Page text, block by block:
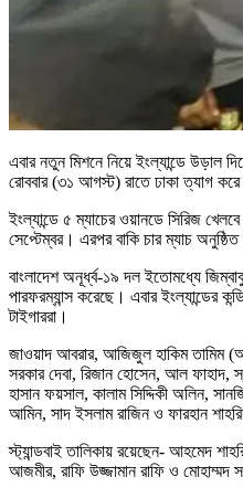
এবার নতুন মিশনে নিয়ে ইংল্যান্ডে উড়াল
রোববার (৩১ আগস্ট) রাতে ঢাকা ত্যাগ
ইংল্যান্ডে ৫ ম্যাচের ওয়ানডে সিরিজ
সেপ্টেম্বর। এরপর বাকি চার ম্যাচ
বাংলাদেশ অনূর্ধ্ব-১৯ দল ইতোমধ্যে
পারফরম্যান্স করেছে। এবার ইংল্যান্ডের
টাইগাররা।
জাওয়াদ আবরার, আজিজুল হাকিম তামিম
সরকার দেবা, রিজান হোসেন, আল ফাহাদ,
হাসান ফয়সাল, কালাম সিদ্দিকী অলিন,
আমিন, সাদ ইসলাম রাজিন ও ফারহান
স্ট্যান্ডবাই তালিকায় রয়েছেন- আহমেদ
আজমীর, রাফি উজ্জামান রাফি ও মোহাম্মদ